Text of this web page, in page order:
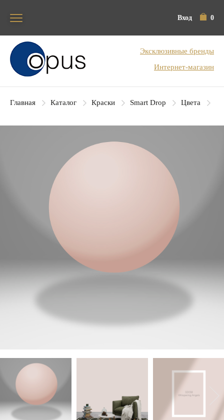
Вход 0
Блок поиска
Эксклюзивные бренды
Интернет-магазин
Главная Каталог Краски Smart Drop Цвета